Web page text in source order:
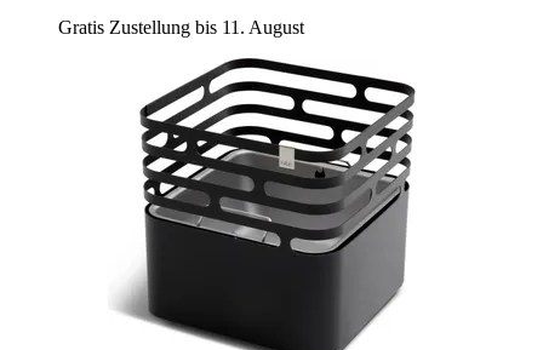
Gratis Zustellung bis 11. August